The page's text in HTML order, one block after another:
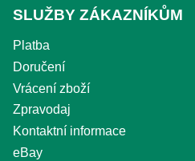
SLUŽBY ZÁKAZNÍKŮM
Platba
Doručení
Vrácení zboží
Zpravodaj
Kontaktní informace
eBay